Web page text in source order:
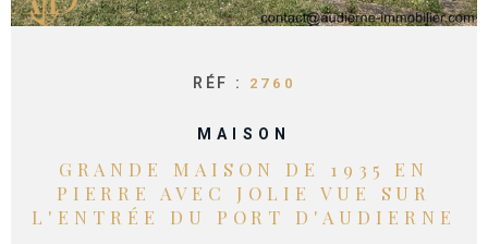
RÉF : 2760
MAISON
GRANDE MAISON DE 1935 EN
PIERRE AVEC JOLIE VUE SUR
L'ENTRÉE DU PORT D'AUDIERNE